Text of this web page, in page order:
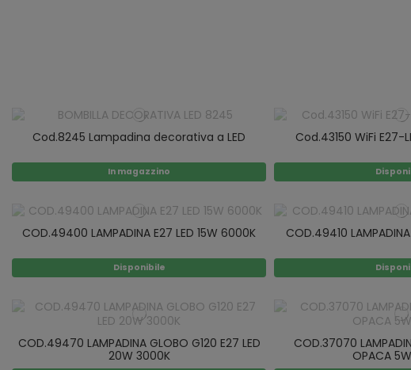
Cod.8245 Lampadina decorativa a LED
In magazzino
Cod.43150 WiFi E27-
COD.49400 LAMPADINA E27 LED 15W 6000K
Disponibile
COD.49410
COD.49470 LAMPADINA GLOBO G120 E27 LED
20W 3000K
COD.37070
OPACA